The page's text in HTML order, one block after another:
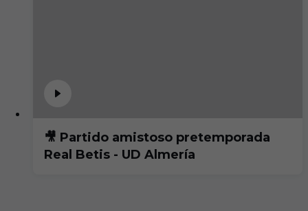
🎥 Partido amistoso pretemporada
Real Betis - UD Almería